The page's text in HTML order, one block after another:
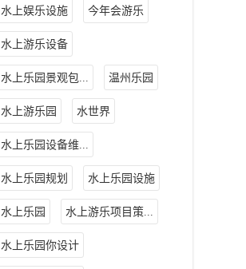
水上娱乐设施 今年会游乐
水上游乐设备
水上乐园景观包... 温州乐园
水上游乐园 水世界
水上乐园设备维...
水上乐园规划 水上乐园设施
水上乐园 水上游乐项目策...
水上乐园你设计